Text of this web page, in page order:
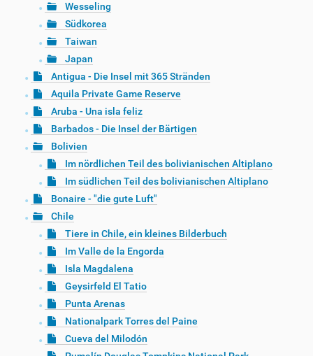
Wesseling
Südkorea
Taiwan
Japan
Antigua - Die Insel mit 365 Stränden
Aquila Private Game Reserve
Aruba - Una isla feliz
Barbados - Die Insel der Bärtigen
Bolivien
Im nördlichen Teil des bolivianischen Altiplano
Im südlichen Teil des bolivianischen Altiplano
Bonaire - "die gute Luft"
Chile
Tiere in Chile, ein kleines Bilderbuch
Im Valle de la Engorda
Isla Magdalena
Geysirfeld El Tatio
Punta Arenas
Nationalpark Torres del Paine
Cueva del Milodón